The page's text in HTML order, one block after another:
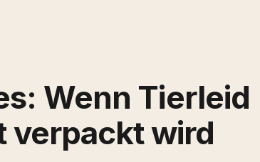
Wenn Tierleid
verpackt wird